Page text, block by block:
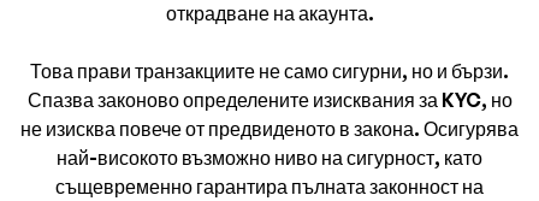
открадване на акаунта.
Това прави транзакциите не само сигурни, но и бързи.
Спазва законово определените изисквания за KYC, но
не изисква повече от предвиденото в закона. Осигурява
най-високото възможно ниво на сигурност, като
същевременно гарантира пълната законност на